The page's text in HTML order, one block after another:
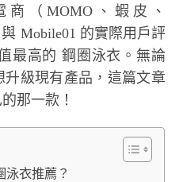
（MOMO、蝦皮、
Mobile01 的實際用戶評
最高的 鋼圈泳衣。無論
級現有產品，這篇文章
那一款！
泳衣推薦？